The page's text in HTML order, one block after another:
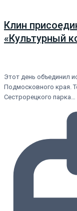
Клин
«Культурный
Этот день объединил
Подмосковного края.
Сестрорецкого парка…